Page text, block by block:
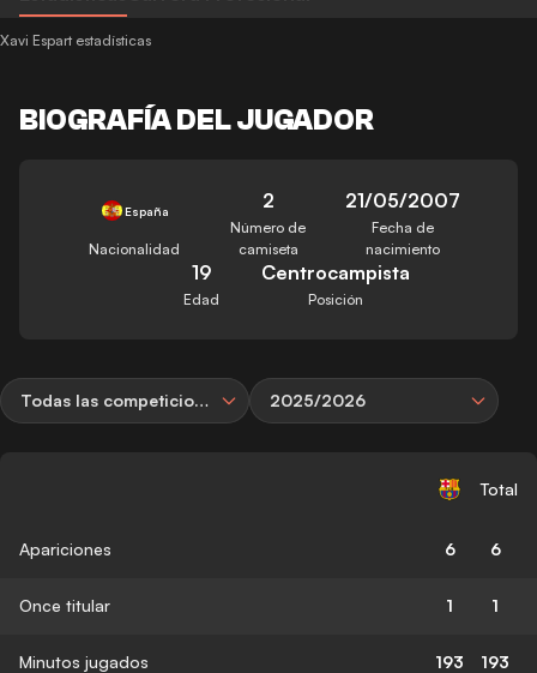
Xavi Espart estadísticas
BIOGRAFÍA DEL JUGADOR
España
Nacionalidad
2
Número de
camiseta
21/05/2007
Fecha de
nacimiento
19
Edad
Centrocampista
Posición
Todas las competiciones 2025/2026
Total
Apariciones 6 6
Once titular 1 1
Minutos jugados 193 193